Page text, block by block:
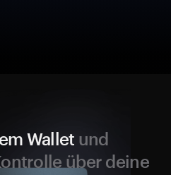
Wallet und
über deine